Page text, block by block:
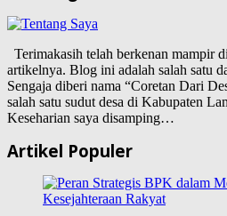
Terimakasih telah berkenan mampir
artikelnya. Blog ini adalah salah satu
Sengaja diberi nama “Coretan Dari
salah satu sudut desa di Kabupaten
Keseharian saya disamping…
Artikel Populer